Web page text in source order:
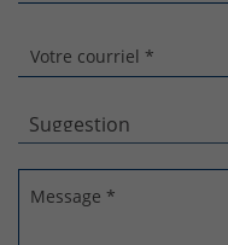
Votre courriel *
Message *